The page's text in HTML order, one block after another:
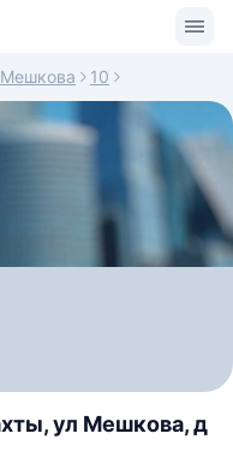
Мешкова 10
ул Мешкова, д